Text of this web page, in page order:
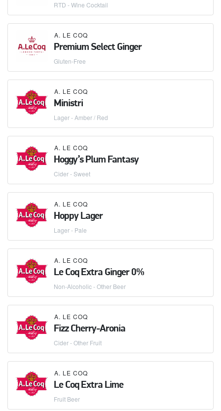
RTD - Wine Cocktail
A. LE COQ
Premium Select Ginger
Gluten-Free
A. LE COQ
Ministri
Lager - Amber / Red
A. LE COQ
Hoggy’s Plum Fantasy
Cider - Sweet
A. LE COQ
Hoppy Lager
Lager - Pale
A. LE COQ
Le Coq Extra Ginger 0%
Non-Alcoholic - Other Beer
A. LE COQ
Fizz Cherry-Aronia
Cider - Other Fruit
A. LE COQ
Le Coq Extra Lime
Fruit Beer